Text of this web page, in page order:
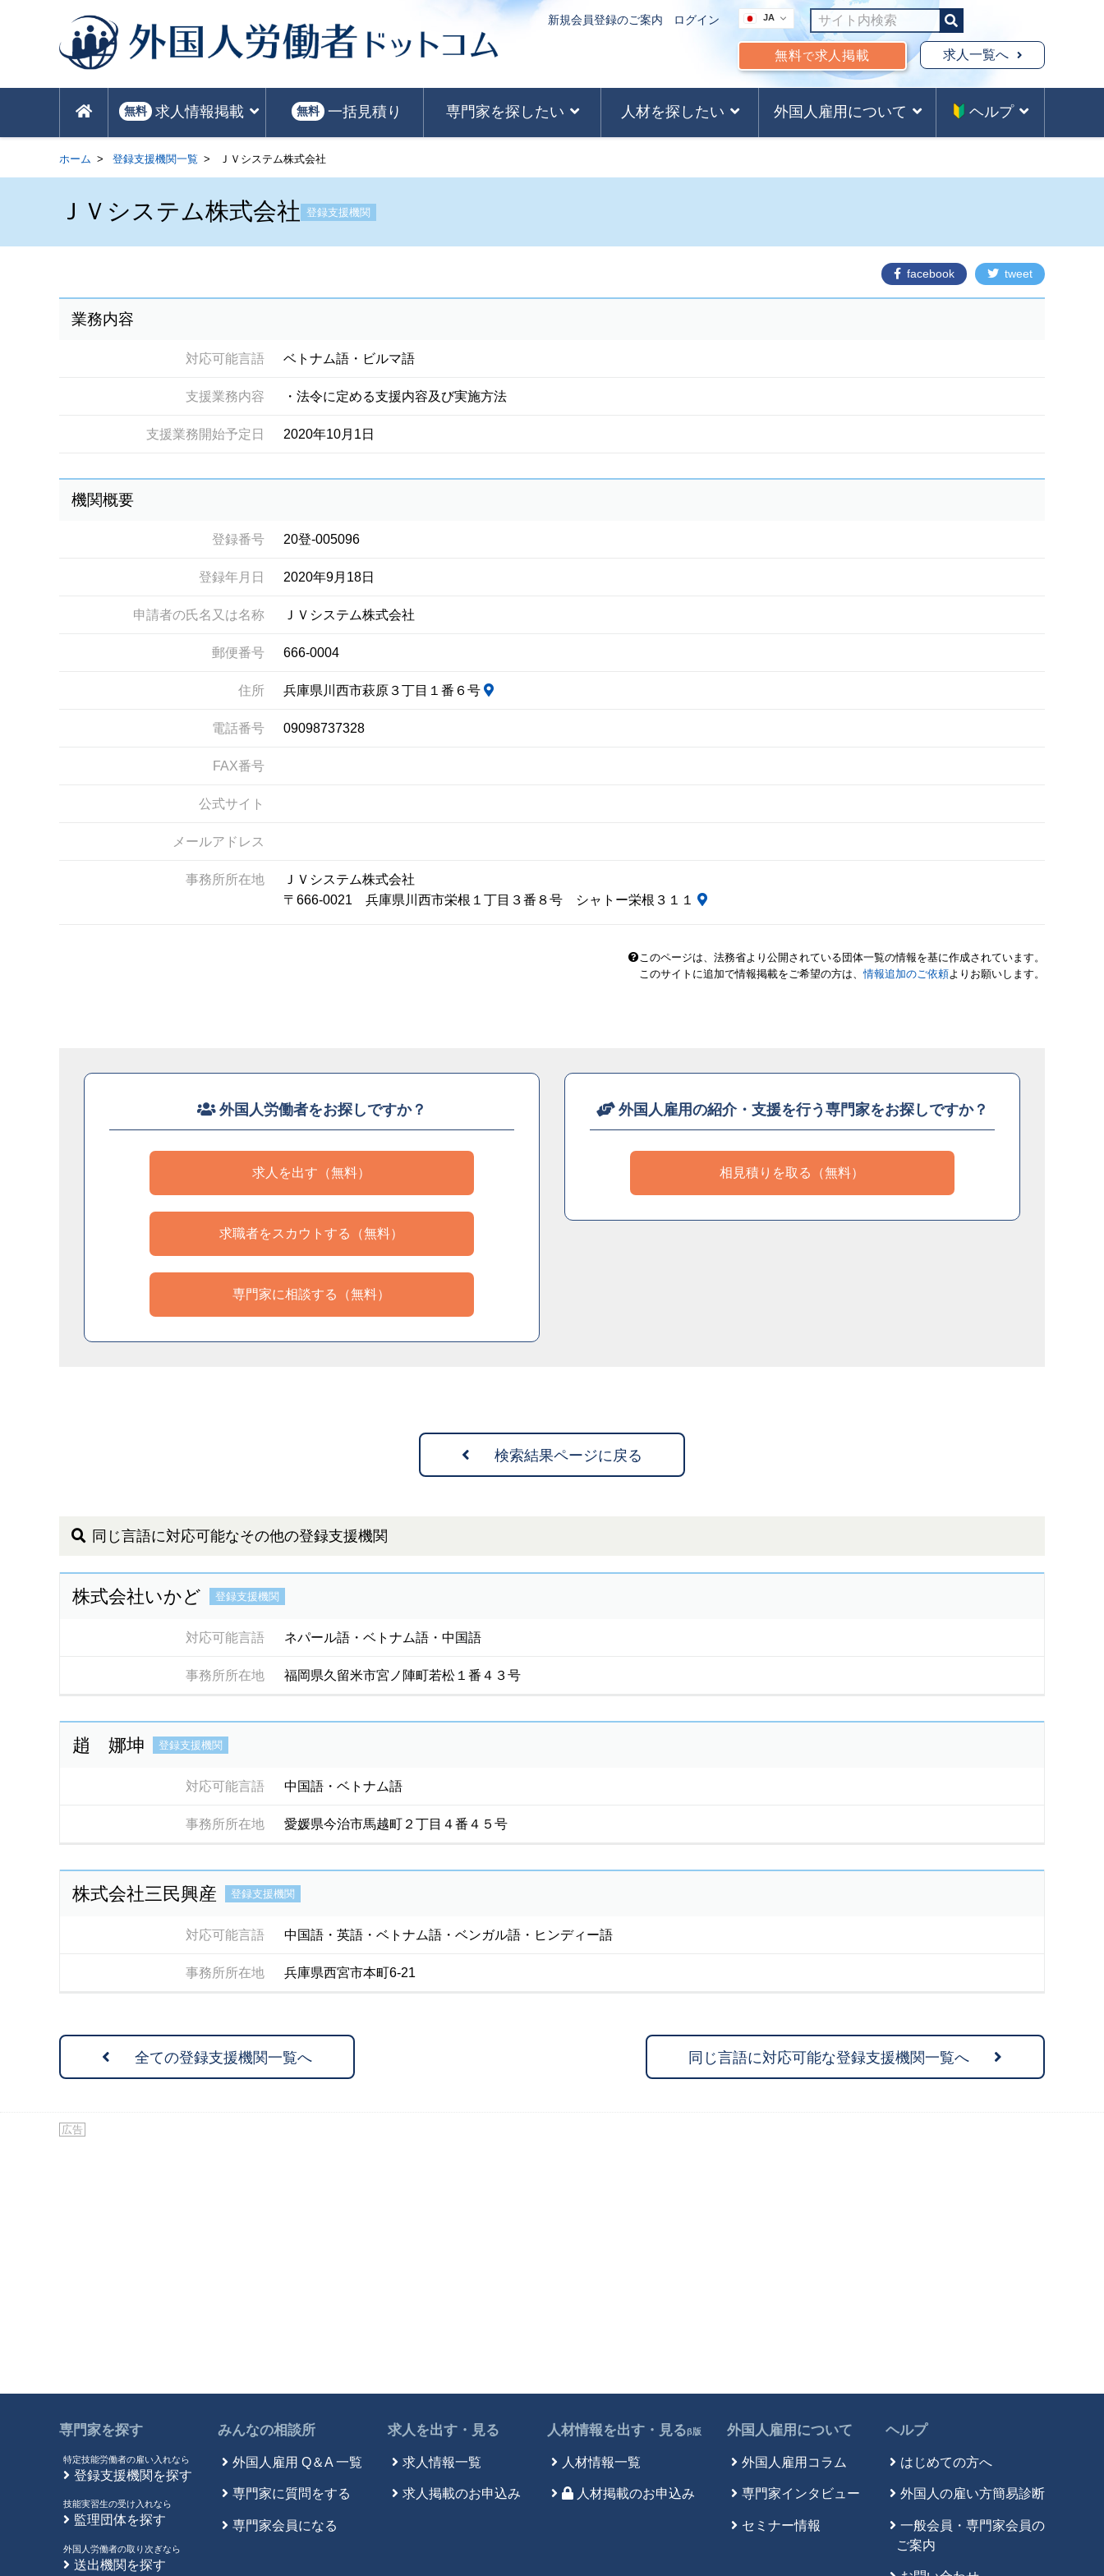
新規会員登録のご案内 ログイン JA
無料で求人掲載 求人一覧へ
無料 求人情報掲載 無料 一括見積り 専門家を探したい 人材を探したい 外国人雇用について ヘルプ
ホーム 登録支援機関一覧 ＪＶシステム株式会社
ＪＶシステム株式会社 登録支援機関
facebook tweet
業務内容
対応可能言語 ベトナム語・ビルマ語
支援業務内容 ・法令に定める支援内容及び実施方法
支援業務開始予定日 2020年10月1日
機関概要
登録番号 20登-005096
登録年月日 2020年9月18日
申請者の氏名又は名称 ＪＶシステム株式会社
郵便番号 666-0004
住所 兵庫県川西市萩原３丁目１番６号
電話番号 09098737328
FAX番号
公式サイト
メールアドレス
事務所所在地
ＪＶシステム株式会社
〒666-0021 兵庫県川西市栄根１丁目３番８号 シャトー栄根３１１
このページは、法務省より公開されている団体一覧の情報を基に作成されています。
このサイトに追加で情報掲載をご希望の方は、情報追加のご依頼よりお願いします。
外国人労働者をお探しですか？
求人を出す（無料）
求職者をスカウトする（無料）
専門家に相談する（無料）
外国人雇用の紹介・支援を行う専門家をお探しですか？
相見積りを取る（無料）
検索結果ページに戻る
同じ言語に対応可能なその他の登録支援機関
株式会社いかど 登録支援機関
対応可能言語 ネパール語・ベトナム語・中国語
事務所所在地 福岡県久留米市宮ノ陣町若松１番４３号
趙 娜坤 登録支援機関
対応可能言語 中国語・ベトナム語
事務所所在地 愛媛県今治市馬越町２丁目４番４５号
株式会社三民興産 登録支援機関
対応可能言語 中国語・英語・ベトナム語・ベンガル語・ヒンディー語
事務所所在地 兵庫県西宮市本町6-21
全ての登録支援機関一覧へ 同じ言語に対応可能な登録支援機関一覧へ
広告
専門家を探す
特定技能労働者の雇い入れなら
登録支援機関を探す
技能実習生の受け入れなら
監理団体を探す
外国人労働者の取り次ぎなら
送出機関を探す
みんなの相談所
外国人雇用 Q＆A 一覧
専門家に質問をする
専門家会員になる
求人を出す・見る
求人情報一覧
求人掲載のお申込み
人材情報を出す・見るβ版
人材情報一覧
人材掲載のお申込み
外国人雇用について
外国人雇用コラム
専門家インタビュー
セミナー情報
ヘルプ
はじめての方へ
外国人の雇い方簡易診断
一般会員・専門家会員の
ご案内